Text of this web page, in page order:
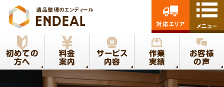
遺品整理のエンディール
初めての
方へ
料金
案内
サービス
内容
作業
実績
お客様
の声
対応エリア メニュー